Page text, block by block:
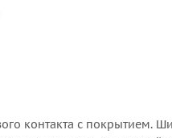
контакта с покрытием.